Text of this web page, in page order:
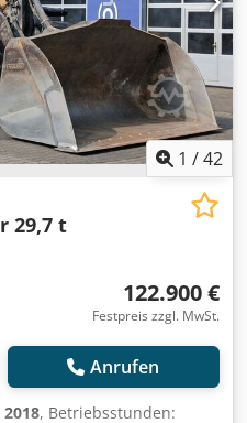
1 /42
29,7 t
122.900 €
Festpreis zzgl. MwSt.
Anrufen
2018, Betriebsstunden: